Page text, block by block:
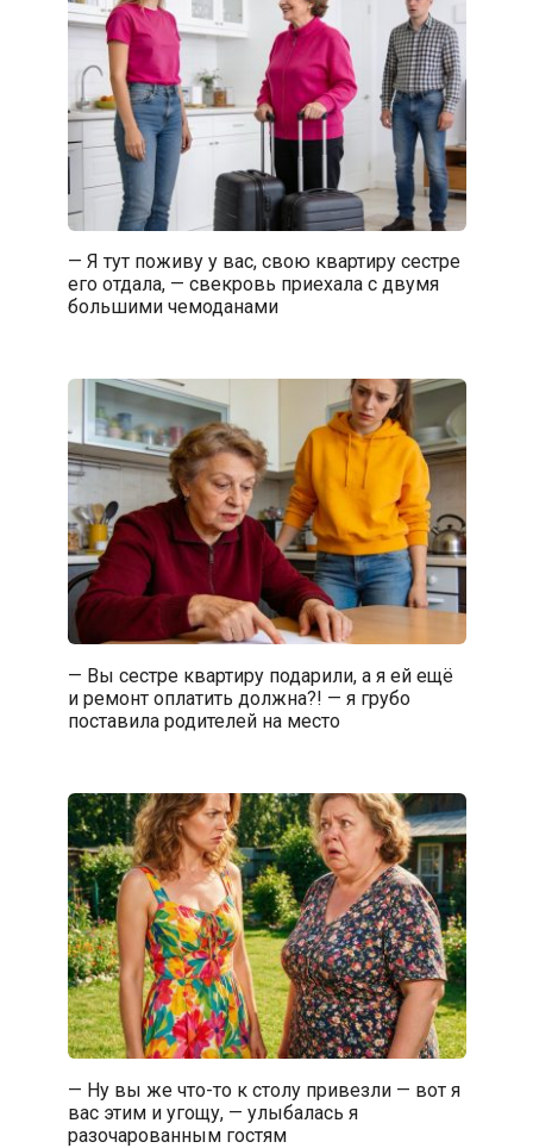
— Я тут поживу у вас, свою квартиру сестре
его отдала, — свекровь приехала с двумя
большими чемоданами
— Вы сестре квартиру подарили, а я ей ещё
и ремонт оплатить должна?! — я грубо
поставила родителей на место
— Ну вы же что-то к столу привезли — вот я
вас этим и угощу, — улыбалась я
разочарованным гостям